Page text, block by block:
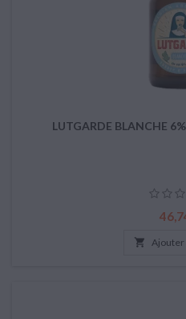
LUTGARDE BLANCHE
Prix
 Ajouter